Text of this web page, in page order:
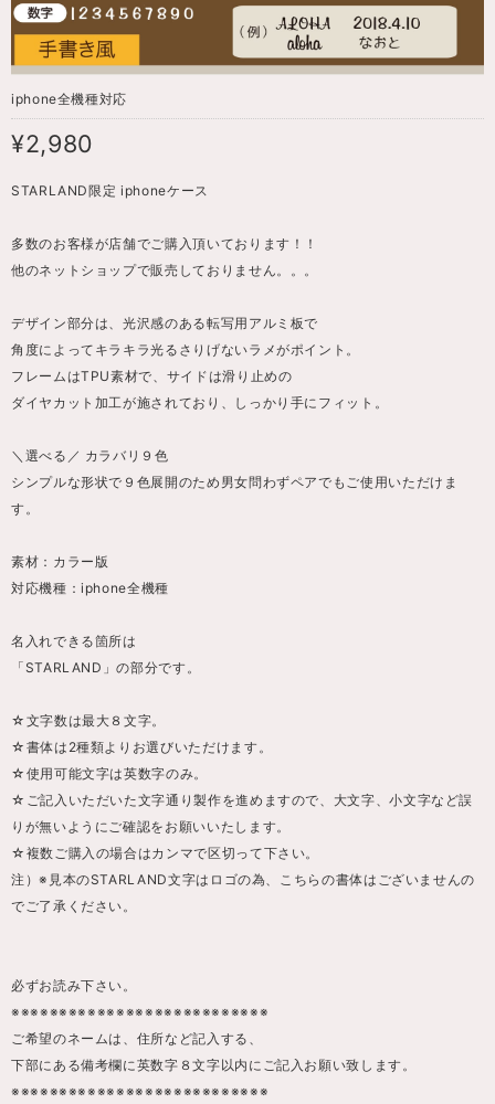
iphone全機種対応
¥2,980
STARLAND限定 iphoneケース
多数のお客様が店舗でご購入頂いております！！
他のネットショップで販売しておりません。。。
デザイン部分は、光沢感のある転写用アルミ板で
角度によってキラキラ光るさりげないラメがポイント。
フレームはTPU素材で、サイドは滑り止めの
ダイヤカット加工が施されており、しっかり手にフィット。
＼選べる／ カラバリ９色
シンプルな形状で９色展開のため男女問わずペアでもご使用いただけま
す。
素材：カラー版
対応機種：iphone全機種
名入れできる箇所は
「STARLAND」の部分です。
☆文字数は最大８文字。
☆書体は2種類よりお選びいただけます。
☆使用可能文字は英数字のみ。
☆ご記入いただいた文字通り製作を進めますので、大文字、小文字など誤
りが無いようにご確認をお願いいたします。
☆複数ご購入の場合はカンマで区切って下さい。
注）※見本のSTARLAND文字はロゴの為、こちらの書体はございませんの
でご了承ください。
必ずお読み下さい。
※※※※※※※※※※※※※※※※※※※※※※※※※※※
ご希望のネームは、住所など記入する、
下部にある備考欄に英数字８文字以内にご記入お願い致します。
※※※※※※※※※※※※※※※※※※※※※※※※※※※